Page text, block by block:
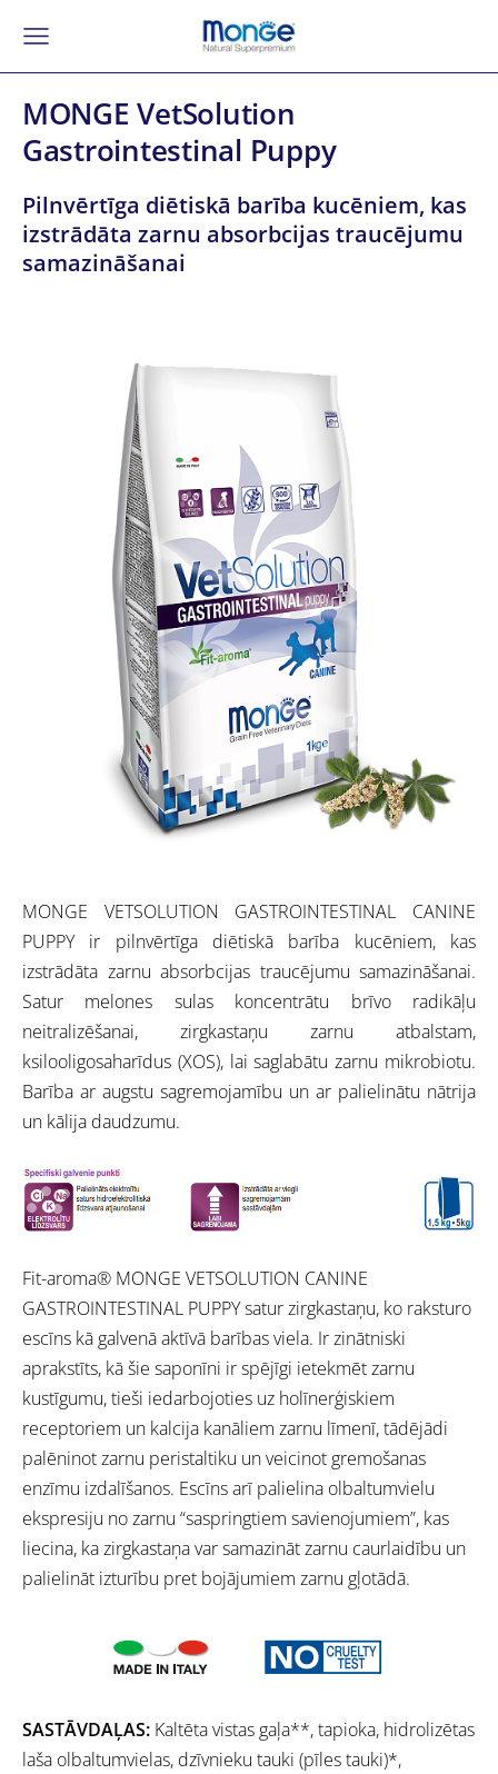
MONGE VetSolution
Gastrointestinal Puppy
Pilnvērtīga diētiskā barība kucēniem, kas
izstrādāta zarnu absorbcijas traucējumu
samazināšanai
MONGE VETSOLUTION GASTROINTESTINAL CANINE
PUPPY ir pilnvērtīga diētiskā barība kucēniem, kas
izstrādāta zarnu absorbcijas traucējumu samazināšanai.
Satur melones sulas koncentrātu brīvo radikāļu
neitralizēšanai, zirgkastaņu zarnu atbalstam,
ksilooligosaharīdus (XOS), lai saglabātu zarnu mikrobiotu.
Barība ar augstu sagremojamību un ar palielinātu nātrija
un kālija daudzumu.
Fit-aroma® MONGE VETSOLUTION CANINE
GASTROINTESTINAL PUPPY satur zirgkastaņu, ko raksturo
escīns kā galvenā aktīvā barības viela. Ir zinātniski
aprakstīts, kā šie saponīni ir spējīgi ietekmēt zarnu
kustīgumu, tieši iedarbojoties uz holīnerģiskiem
receptoriem un kalcija kanāliem zarnu līmenī, tādējādi
palēninot zarnu peristaltiku un veicinot gremošanas
enzīmu izdalīšanos. Escīns arī palielina olbaltumvielu
ekspresiju no zarnu “saspringtiem savienojumiem”, kas
liecina, ka zirgkastaņa var samazināt zarnu caurlaidību un
palielināt izturību pret bojājumiem zarnu gļotādā.
SASTĀVDAĻAS: Kaltēta vistas gaļa**, tapioka, hidrolizētas
laša olbaltumvielas, dzīvnieku tauki (pīles tauki)*,